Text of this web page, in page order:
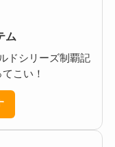
ム
ドシリーズ制覇記
こい！